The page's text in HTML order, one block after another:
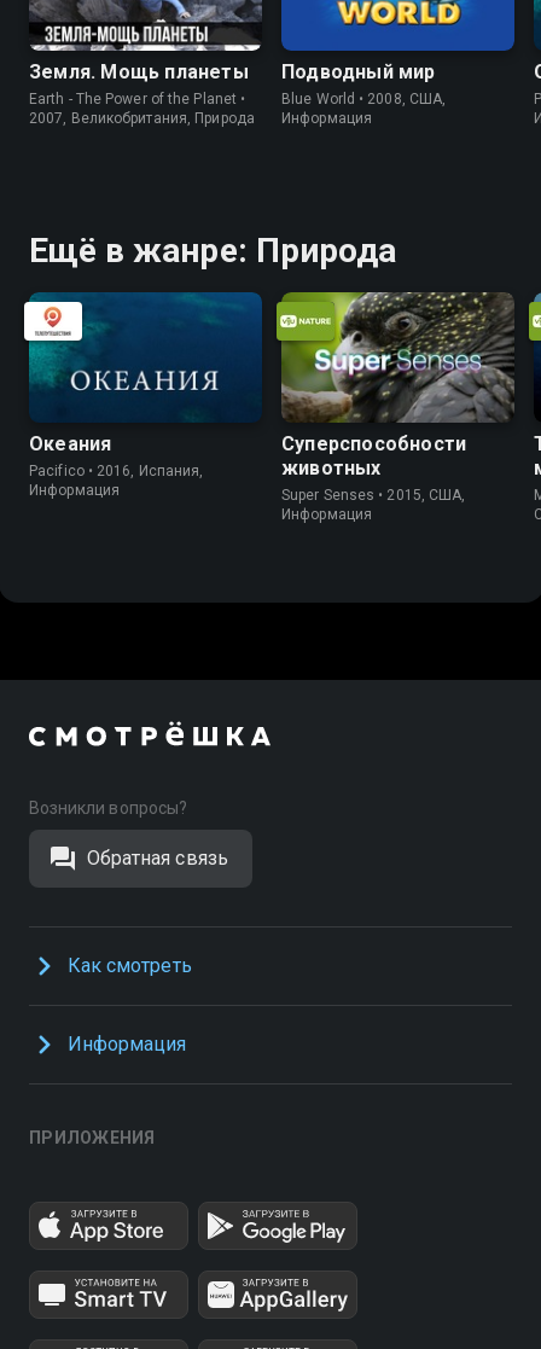
Земля. Мощь планеты
Earth - The Power of the Planet •
2007, Великобритания, Природа
Подводный мир
Blue World • 2008, США,
Информация
Ещё в жанре: Природа
Океания
Pacifico • 2016, Испания,
Информация
Суперспособности
животных
Super Senses • 2015, США,
Информация
Возникли вопросы?
Обратная связь
Как смотреть
Информация
ПРИЛОЖЕНИЯ